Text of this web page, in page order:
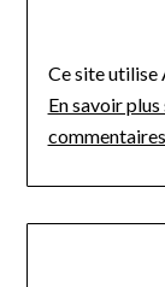
Ce site utilise
En savoir